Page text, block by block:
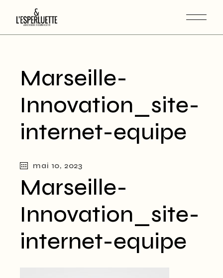
Marseille-
Innovation_site-
internet-equipe
mai 10, 2023
Marseille-
Innovation_site-
internet-equipe